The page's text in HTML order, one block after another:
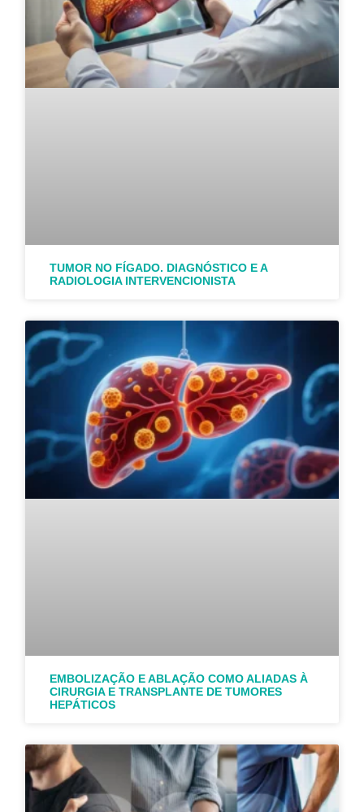
TUMOR NO FÍGADO. DIAGNÓSTICO E A
RADIOLOGIA INTERVENCIONISTA
EMBOLIZAÇÃO E ABLAÇÃO COMO ALIADAS À
CIRURGIA E TRANSPLANTE DE TUMORES
HEPÁTICOS